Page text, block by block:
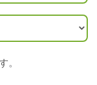
。